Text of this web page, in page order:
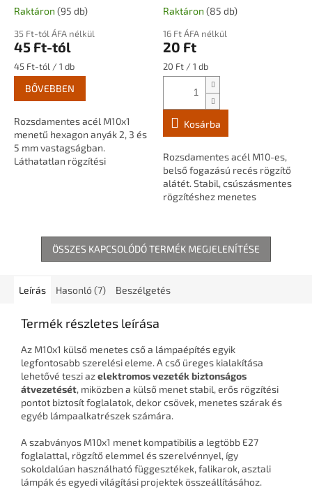
Raktáron (95 db)
35 Ft-tól ÁFA nélkül
45 Ft-tól
Egységár:
45 Ft-tól / 1 db
BŐVEBBEN
Rozsdamentes acél M10x1
menetű hexagon anyák 2, 3 és
5 mm vastagságban.
Láthatatlan rögzítési
Raktáron (85 db)
16 Ft ÁFA nélkül
20 Ft
Egységár:
20 Ft / 1 db
Kosárba
Rozsdamentes acél M10-es,
belső fogazású recés rögzítő
alátét. Stabil, csúszásmentes
rögzítéshez menetes
ÖSSZES KAPCSOLÓDÓ TERMÉK MEGJELENÍTÉSE
Leírás Hasonló (7) Beszélgetés
Termék részletes leírása
Az M10x1 külső menetes cső a lámpaépítés egyik
legfontosabb szerelési eleme. A cső üreges kialakítása
lehetővé teszi azelektromos vezeték biztonságos
átvezetését, miközben a külső menet stabil, erős rögzítési
pontot biztosít foglalatok, dekor csövek, menetes szárak és
egyéb lámpaalkatrészek számára.
A szabványos M10x1 menet kompatibilis a legtöbb E27
foglalattal, rögzítő elemmel és szerelvénnyel, így
sokoldalúan használható függesztékek, falikarok, asztali
lámpák és egyedi világítási projektek összeállításához.